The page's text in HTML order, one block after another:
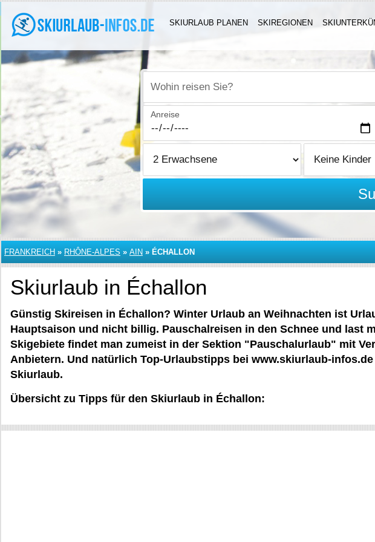
SKIURLAUB PLANEN SKIREGIONEN
Wohin reisen Sie?
Anreise
FRANKREICH » RHÔNE-ALPES » AIN » ÉCHALLON
Skiurlaub in Échallon
Günstig Skireisen in Échallon? Winter Urlaub an Weihnachten ist
Hauptsaison und nicht billig. Pauschalreisen in den Schnee und last
Skigebiete findet man zumeist in der Sektion "Pauschalurlaub" mit
Anbietern. Und natürlich Top-Urlaubstipps bei www.skiurlaub-
Skiurlaub.
Übersicht zu Tipps für den Skiurlaub in Échallon: